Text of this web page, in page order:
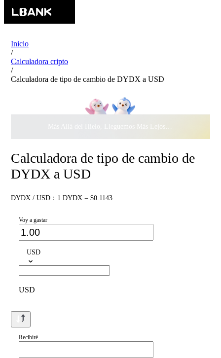
Inicio
/
Calculadora cripto
/
Calculadora de tipo de cambio de DYDX a USD
Más Allá del Hielo, Lleguemos Más Lejos Juntos ·
Calculadora de tipo de cambio de
DYDX a USD
DYDX / USD：1 DYDX = $0.1143
Voy a gastar
USD
USD
Recibiré